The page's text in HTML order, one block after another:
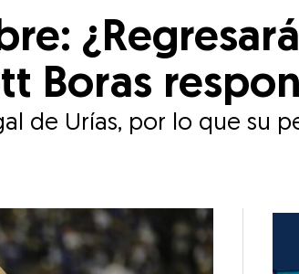
Boras
de Urías, por lo que su